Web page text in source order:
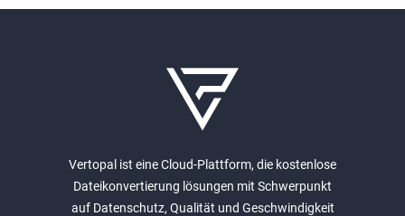
Vertopal ist eine Cloud-Plattform, die kostenlose
Dateikonvertierung lösungen mit Schwerpunkt
auf Datenschutz, Qualität und Geschwindigkeit